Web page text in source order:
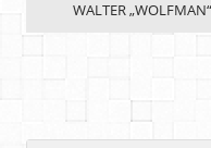
WALTER